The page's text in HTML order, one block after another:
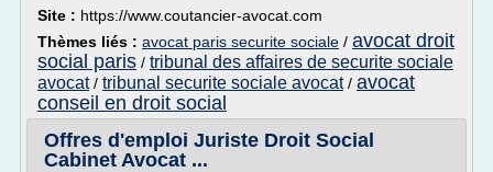
Site : https://www.coutancier-avocat.com
Thèmes liés : avocat paris securite sociale / avocat droit
social paris / tribunal des affaires de securite sociale
avocat/ tribunal securite sociale avocat/ avocat
conseil en droit social
Offres d'emploi Juriste Droit Social
Cabinet Avocat ...